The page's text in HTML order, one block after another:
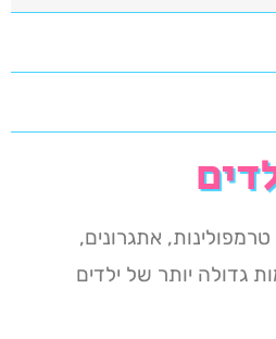
אתגרונים,
גדולה יותר של ילדים